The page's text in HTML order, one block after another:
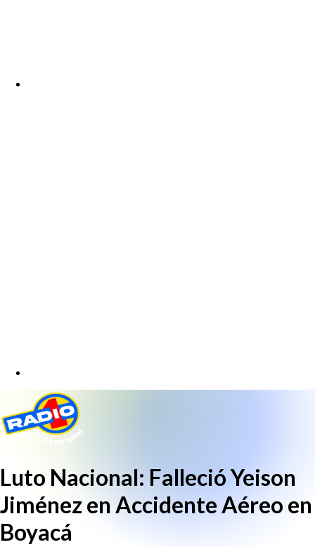
Luto Nacional: Falleció Yeison
Jiménez en Accidente Aéreo en
Boyacá